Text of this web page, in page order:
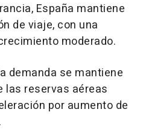
España mantiene
de viaje, con una
moderado.
demanda se mantiene
las reservas aéreas
por aumento de